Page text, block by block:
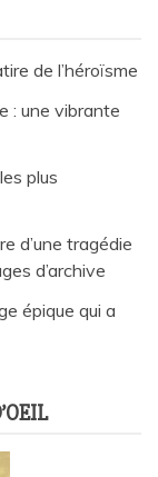
de l’héroïsme
: une vibrante
plus
d’une tragédie
d’archive
épique qui a